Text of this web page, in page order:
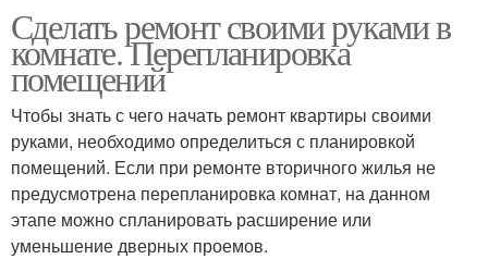
Сделать ремонт своими руками в
комнате. Перепланировка
помещений
Чтобы знать с чего начать ремонт квартиры своими
руками, необходимо определиться с планировкой
помещений. Если при ремонте вторичного жилья не
предусмотрена перепланировка комнат, на данном
этапе можно спланировать расширение или
уменьшение дверных проемов.